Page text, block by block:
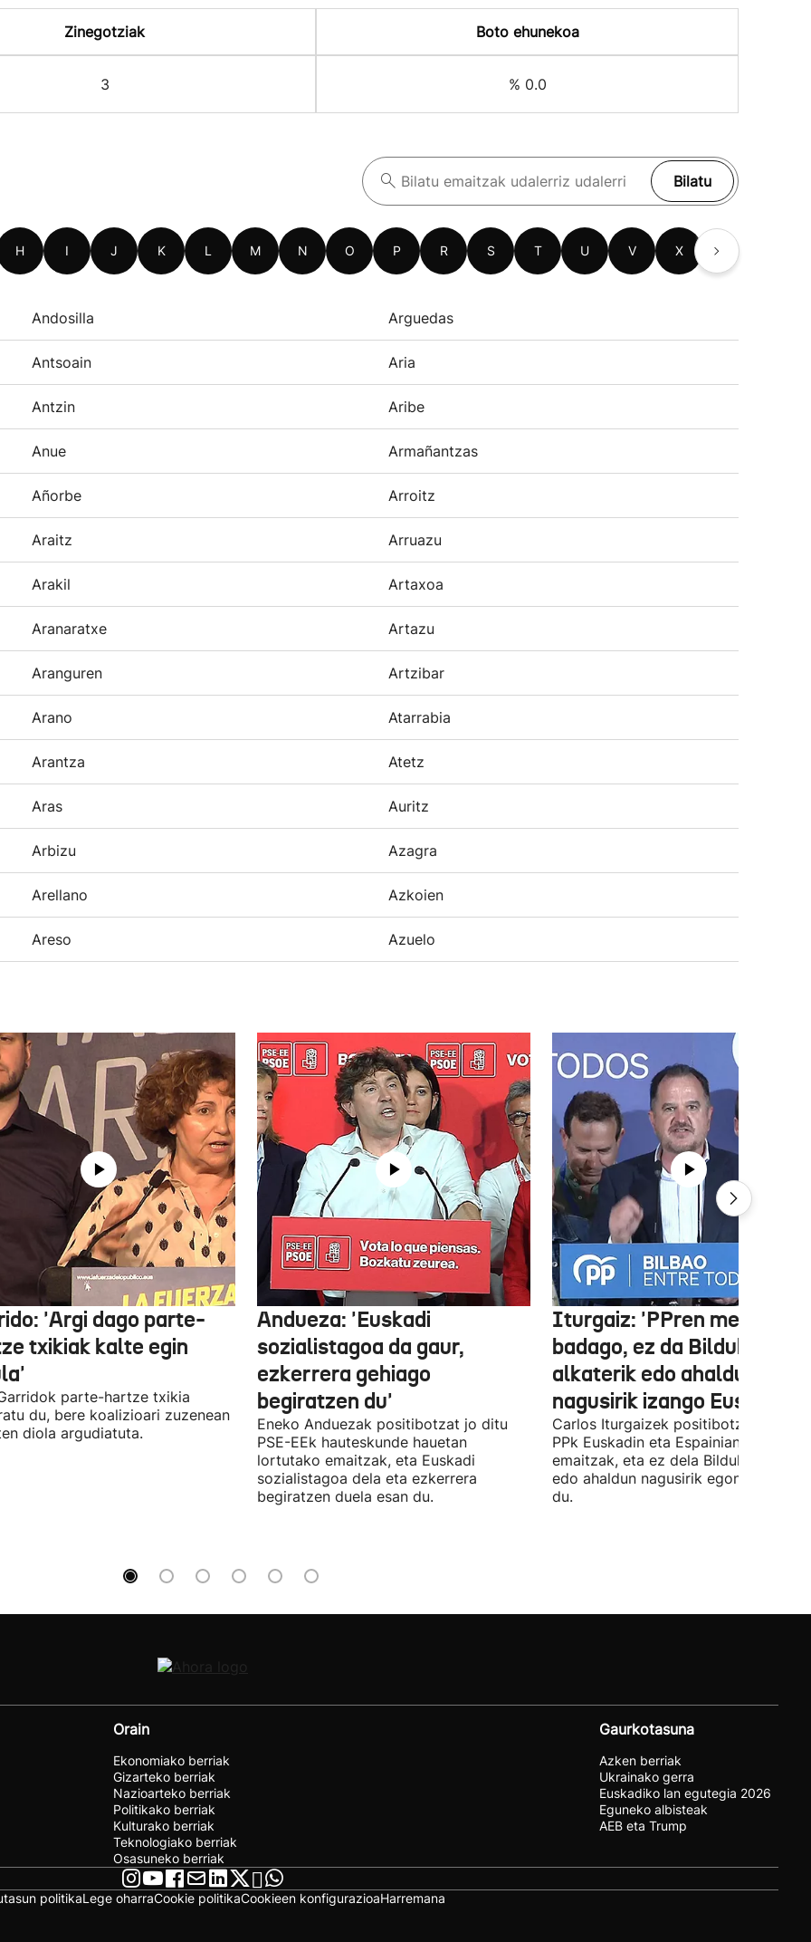
Zinegotziak Boto ehunekoa
3 % 0.0
Bilatu
H I J K L M N O P R S T U V X
Andosilla Arguedas
Antsoain Aria
Antzin Aribe
Anue Armañantzas
Añorbe Arroitz
Araitz Arruazu
Arakil Artaxoa
Aranaratxe Artazu
Aranguren Artzibar
Arano Atarrabia
Arantza Atetz
Aras Auritz
Arbizu Azagra
Arellano Azkoien
Areso Azuelo
'Argi dago parte-
txikiak kalte egin
parte-hartze txikia
du, bere koalizioari zuzenean
diola argudiatuta.
Andueza: 'Euskadi
sozialistagoa da gaur,
ezkerrera gehiago
begiratzen du'
Eneko Anduezak positibotzat jo ditu
PSE-EEk hauteskunde hauetan
lortutako emaitzak, eta Euskadi
sozialistagoa dela eta ezkerrera
begiratzen duela esan du.
Iturgaiz: 'PPren menpe
badago, ez da Bilduko
alkaterik edo ahaldun
nagusirik izango Euskadin'
Carlos Iturgaizek positibotzat jo ditu
PPk Euskadin eta Espainian lortutako
emaitzak, eta ez dela Bilduko
edo ahaldun nagusirik egongo
du.
Orain
Ekonomiako berriak
Gizarteko berriak
Nazioarteko berriak
Politikako berriak
Kulturako berriak
Teknologiako berriak
Osasuneko berriak
Gaurkotasuna
Azken berriak
Ukrainako gerra
Euskadiko lan egutegia 2026
Eguneko albisteak
AEB eta Trump
politikaLege oharraCookie politikaCookieen konfigurazioaHarremana